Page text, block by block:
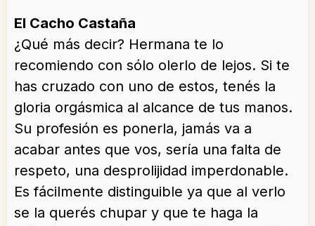
El Cacho Castaña
¿Qué más decir? Hermana te lo
recomiendo con sólo olerlo de lejos. Si te
has cruzado con uno de estos, tenés la
gloria orgásmica al alcance de tus manos.
Su profesión es ponerla, jamás va a
acabar antes que vos, sería una falta de
respeto, una desprolijidad imperdonable.
Es fácilmente distinguible ya que al verlo
se la querés chupar y que te haga la